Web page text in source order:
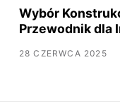
Wybór
Przewodnik dla
28 CZERWCA 2025